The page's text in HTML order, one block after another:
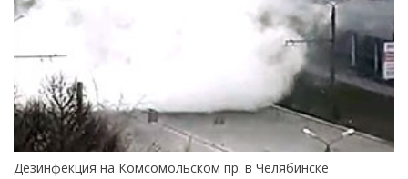
Дезинфекция на Комсомольском пр. в Челябинске